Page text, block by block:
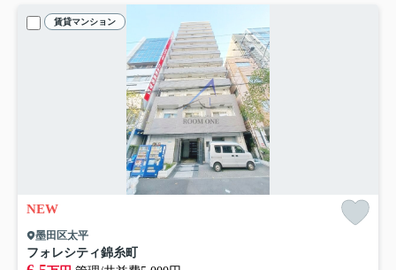
賃貸マンション
NEW
墨田区太平
フォレシティ錦糸町